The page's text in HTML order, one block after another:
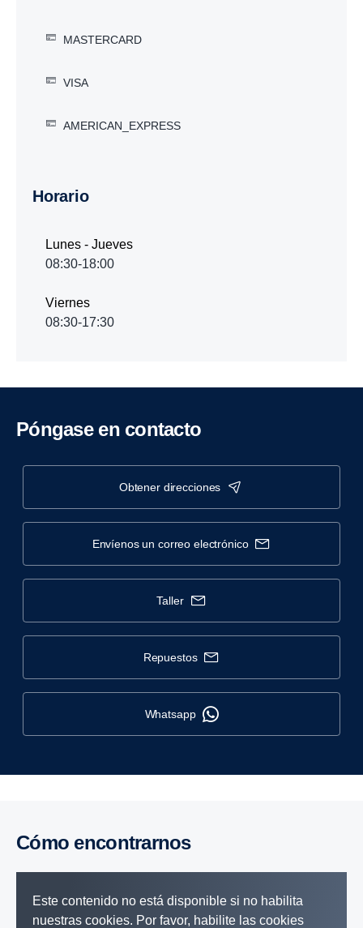
MASTERCARD
VISA
AMERICAN_EXPRESS
Horario
Lunes - Jueves
08:30-18:00
Viernes
08:30-17:30
Póngase en contacto
obtener direcciones
envíenos un correo electrónico
taller
repuestos
whatsapp
Cómo encontrarnos
Este contenido no está disponible si no habilita
nuestras cookies. Por favor, habilite las cookies